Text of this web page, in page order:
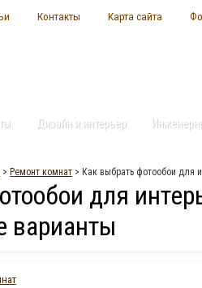
Контакты Карта сайта
Дизайн и интерьер
> Ремонт комнат > Как выбрать фотообои для
для
варианты